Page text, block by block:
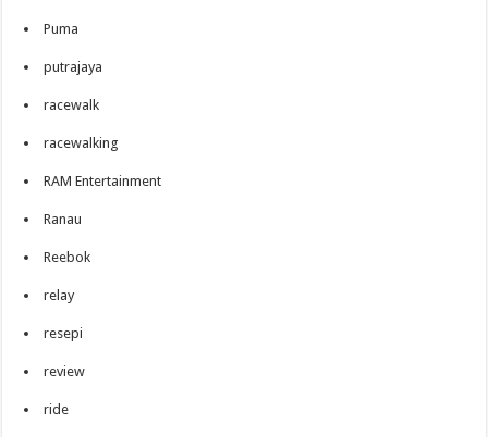
Puma
putrajaya
racewalk
racewalking
RAM Entertainment
Ranau
Reebok
relay
resepi
review
ride